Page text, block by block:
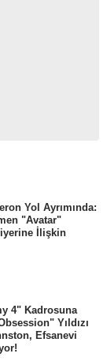
Yol Ayrımında:
"Avatar"
İlişkin
4" Kadrosuna
Yıldızı
Efsanevi